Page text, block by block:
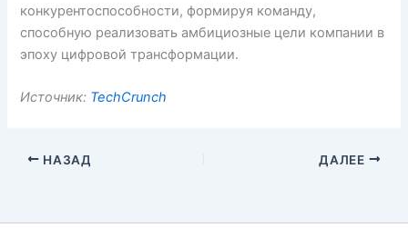
конкурентоспособности, формируя команду,
способную реализовать амбициозные цели компании в
эпоху цифровой трансформации.
Источник: TechCrunch
НАЗАД ДАЛЕЕ